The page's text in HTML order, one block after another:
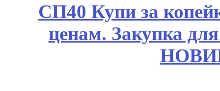
СП40 Купи за
ценам. Закупка